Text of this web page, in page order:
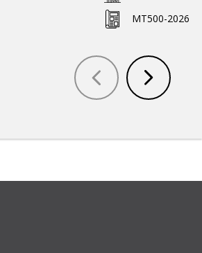
MT500-2026